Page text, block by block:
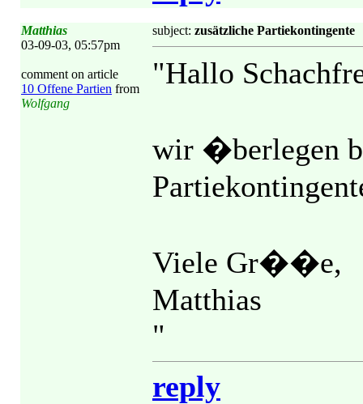
Matthias
03-09-03, 05:57pm
comment on article
10 Offene Partien from
Wolfgang
subject: zusätzliche Partiekontingente
"Hallo
wir �berlegen
Viele Gr��e,
Matthias
"
reply